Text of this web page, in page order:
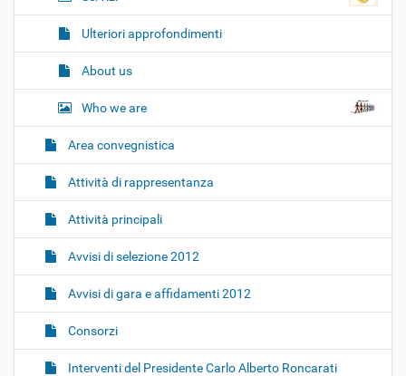
Ulteriori approfondimenti
About us
Who we are
Area convegnistica
Attività di rappresentanza
Attività principali
Avvisi di selezione 2012
Avvisi di gara e affidamenti 2012
Consorzi
Interventi del Presidente Carlo Alberto Roncarati